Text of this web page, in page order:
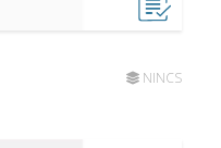
NINCS